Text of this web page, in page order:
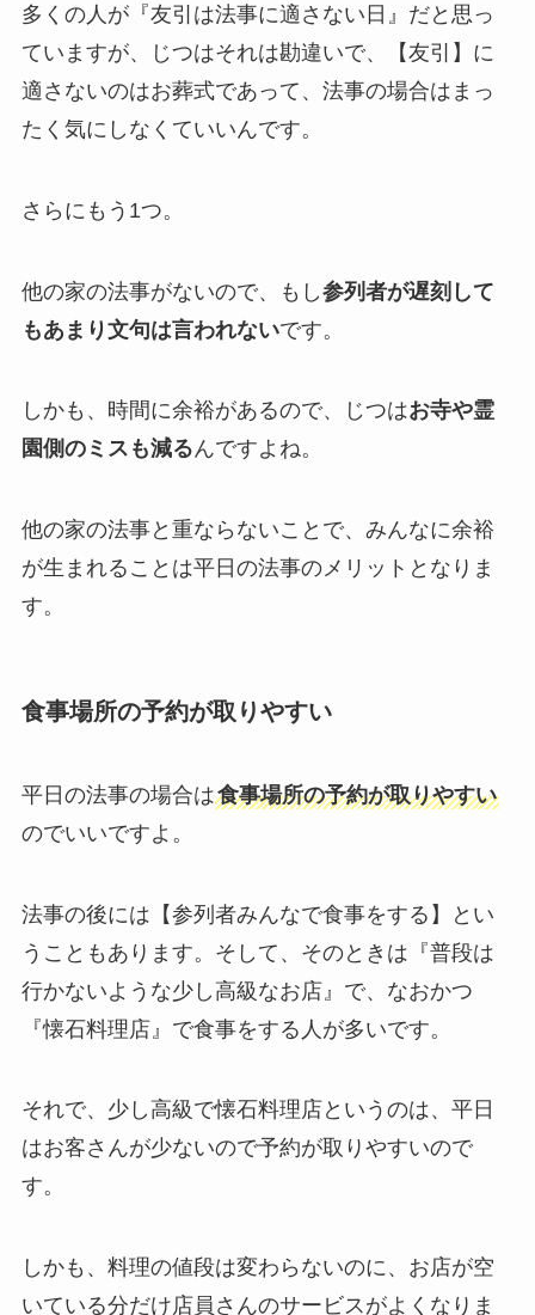
多くの人が『友引は法事に適さない日』だと思っ
ていますが、じつはそれは勘違いで、【友引】に
適さないのはお葬式であって、法事の場合はまっ
たく気にしなくていいんです。
さらにもう1つ。
他の家の法事がないので、もし参列者が遅刻して
もあまり文句は言われないです。
しかも、時間に余裕があるので、じつはお寺や霊
園側のミスも減るんですよね。
他の家の法事と重ならないことで、みんなに余裕
が生まれることは平日の法事のメリットとなりま
す。
食事場所の予約が取りやすい
平日の法事の場合は食事場所の予約が取りやすい
のでいいですよ。
法事の後には【参列者みんなで食事をする】とい
うこともあります。そして、そのときは『普段は
行かないような少し高級なお店』で、なおかつ
『懐石料理店』で食事をする人が多いです。
それで、少し高級で懐石料理店というのは、平日
はお客さんが少ないので予約が取りやすいので
す。
しかも、料理の値段は変わらないのに、お店が空
いている分だけ店員さんのサービスがよくなりま